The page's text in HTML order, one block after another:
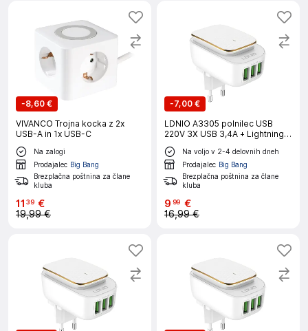
-8,60 €
VIVANCO Trojna kocka z 2x
USB-A in 1x USB-C
Na zalogi
Prodajalec Big Bang
Brezplačna poštnina za člane
kluba
11 39 €
19,99 €
-7,00 €
LDNIO A3305 polnilec USB
220V 3X USB 3,4A + Lightning
Kabel + LED lučka
Na voljo v 2-4 delovnih dneh
Prodajalec Big Bang
Brezplačna poštnina za člane
kluba
9 99 €
16,99 €